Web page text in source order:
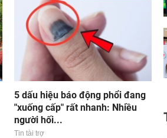
5 dấu hiệu báo động phổi đang
"xuống cấp" rất nhanh: Nhiều
người hối...
Tin tài trợ